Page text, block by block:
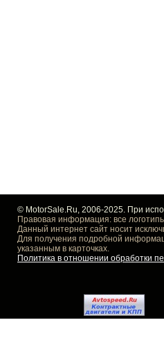
© MotorSale.Ru, 2006-2025. При
Правовая информация: все
Данный интернет сайт носит
Для получения подробной
указанным в карточках.
Политика в отношении обработки